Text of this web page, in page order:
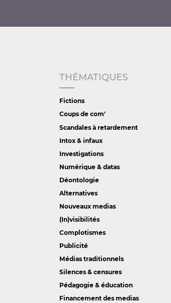
THÉMATIQUES
Fictions
Coups de com'
Scandales à retardement
Intox & infaux
Investigations
Numérique & datas
Déontologie
Alternatives
Nouveaux medias
(In)visibilités
Complotismes
Publicité
Médias traditionnels
Silences & censures
Pédagogie & éducation
Financement des medias